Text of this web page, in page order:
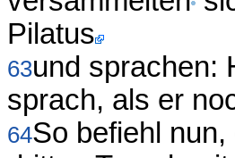
Pilatus
63und sprachen:
sprach, als er
64So befiehl